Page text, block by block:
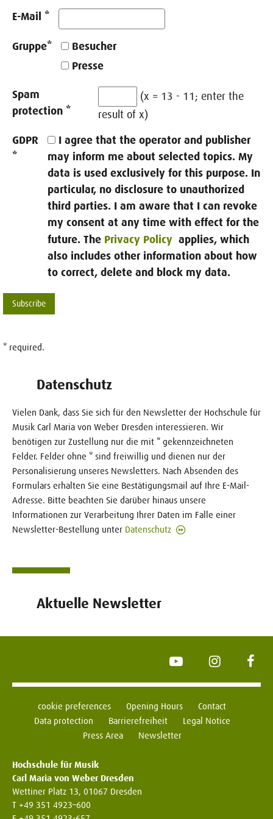
E-Mail *
Gruppe*
Besucher
Presse
Spam
protection *
(x = 13 - 11; enter the
result of x)
GDPR
*
I agree that the operator and publisher
may inform me about selected topics. My
data is used exclusively for this purpose. In
particular, no disclosure to unauthorized
third parties. I am aware that I can revoke
my consent at any time with effect for the
future. The Privacy Policy applies, which
also includes other information about how
to correct, delete and block my data.
* required.
Datenschutz
Vielen Dank, dass Sie sich für den Newsletter der Hochschule für
Musik Carl Maria von Weber Dresden interessieren. Wir
benötigen zur Zustellung nur die mit * gekennzeichneten
Felder. Felder ohne * sind freiwillig und dienen nur der
Personalisierung unseres Newsletters. Nach Absenden des
Formulars erhalten Sie eine Bestätigungsmail auf Ihre E-Mail-
Adresse. Bitte beachten Sie darüber hinaus unsere
Informationen zur Verarbeitung Ihrer Daten im Falle einer
Newsletter-Bestellung unter Datenschutz
Aktuelle Newsletter
YouTube Instagram
cookie preferences Opening Hours
Contact
Data protection
Barrierefreiheit
Legal Notice
Press Area
Newsletter
Hochschule für Musik
Carl Maria von Weber Dresden
Wettiner Platz 13, 01067 Dresden
T +49 351 4923–600